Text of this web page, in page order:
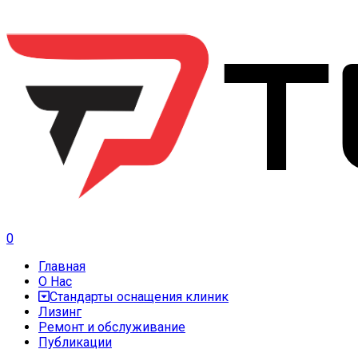
0
Главная
О Нас
Стандарты оснащения клиник
Лизинг
Ремонт и обслуживание
Публикации